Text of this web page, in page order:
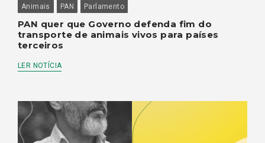
Animais PAN Parlamento
PAN quer que Governo defenda fim do
transporte de animais vivos para países
terceiros
LER NOTÍCIA